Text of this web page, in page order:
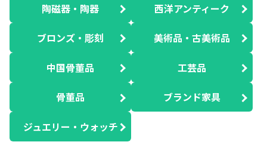
陶磁器・陶器 西洋アンティーク
ブロンズ・彫刻 美術品・古美術品
中国骨董品 工芸品
骨董品 ブランド家具
ジュエリー・ウォッチ